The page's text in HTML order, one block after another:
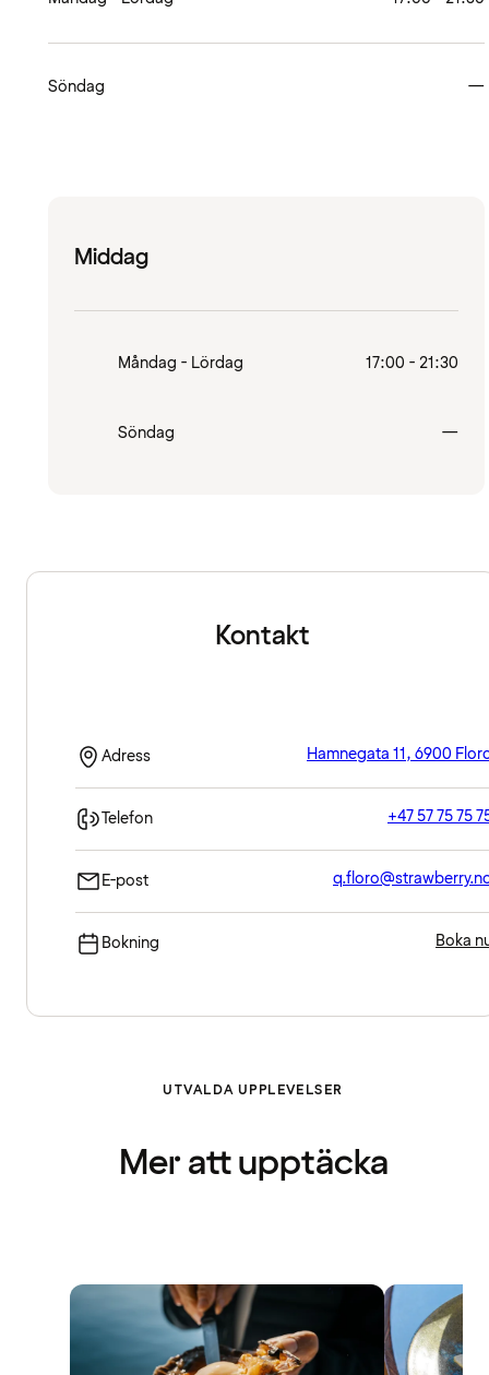
Söndag —
Middag
Måndag - Lördag 17:00 - 21:30
Söndag —
Kontakt
Adress Hamnegata 11, 6900
Telefon +47 57 75 75
E-post
Bokning Boka
UTVALDA UPPLEVELSER
Mer att upptäcka